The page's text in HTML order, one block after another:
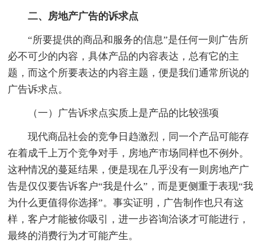
二、房地产广告的诉求点
“所要提供的商品和服务的信息”是任何一则广告所
必不可少的内容，具体产品的内容表达，总有它的主
题，而这个所要表达的内容主题，便是我们通常所说的
广告诉求点。
（一）广告诉求点实质上是产品的比较强项
现代商品社会的竞争日趋激烈，同一个产品可能存
在着成千上万个竞争对手，房地产市场同样也不例外。
这种情况的蔓延结果，便是现在几乎没有一则房地产广
告是仅仅要告诉客户“我是什么”，而是更侧重于表现“我
为什么更值得你选择”。事实证明，广告制作也只有这
样，客户才能被你吸引，进一步咨询洽谈才可能进行，
最终的消费行为才可能产生。